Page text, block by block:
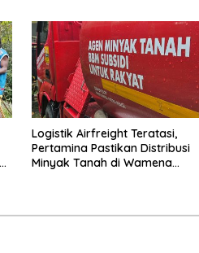
Logistik Airfreight Teratasi,
Pertamina Pastikan Distribusi
Minyak Tanah di Wamena